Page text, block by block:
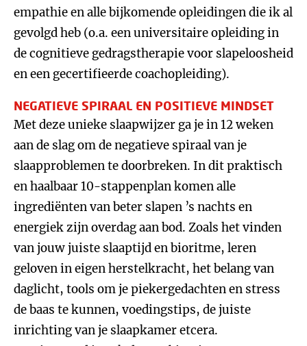
empathie en alle bijkomende opleidingen die ik al
gevolgd heb (o.a. een universitaire opleiding in
de cognitieve gedragstherapie voor slapeloosheid
en een gecertifieerde coachopleiding).
NEGATIEVE SPIRAAL EN POSITIEVE MINDSET
Met deze unieke slaapwijzer ga je in 12 weken
aan de slag om de negatieve spiraal van je
slaapproblemen te doorbreken. In dit praktisch
en haalbaar 10-stappenplan komen alle
ingrediënten van beter slapen ’s nachts en
energiek zijn overdag aan bod. Zoals het vinden
van jouw juiste slaaptijd en bioritme, leren
geloven in eigen herstelkracht, het belang van
daglicht, tools om je piekergedachten en stress
de baas te kunnen, voedingstips, de juiste
inrichting van je slaapkamer etcera.